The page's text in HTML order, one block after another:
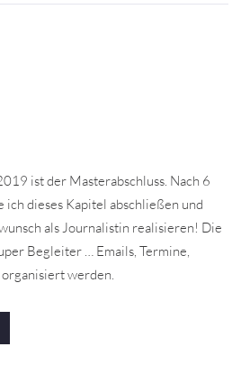
ist der Masterabschluss. Nach 6
ich dieses Kapitel abschließen und
als Journalistin realisieren! Die
Begleiter … Emails, Termine,
werden.